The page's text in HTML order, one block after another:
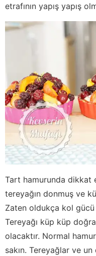
etrafının yapış yapış
Tart hamurunda dikkat
tereyağın donmuş ve
Zaten oldukça kol
Tereyağı küp küp
olacaktır. Normal
sakın. Tereyağlar ve